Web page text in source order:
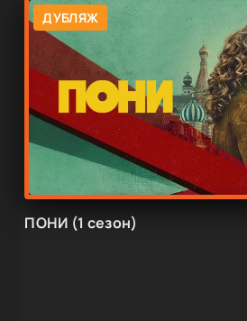
ДУБЛЯЖ
ПОНИ (1 сезон)